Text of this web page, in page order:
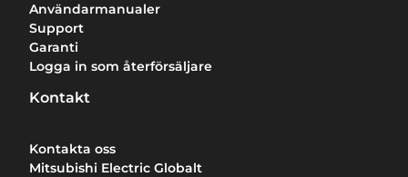
Användarmanualer
Support
Garanti
Logga in som återförsäljare
Kontakt
Kontakta oss
Mitsubishi Electric Globalt